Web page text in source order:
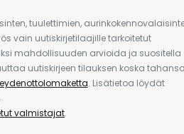
tuulettimien,
vain uutiskirjetilaajille tarkoitetut
mahdollisuuden arvioida ja suositella
uutiskirjeen tilauksen koska tahansa
. Lisätietoa löydät
valmistajat.